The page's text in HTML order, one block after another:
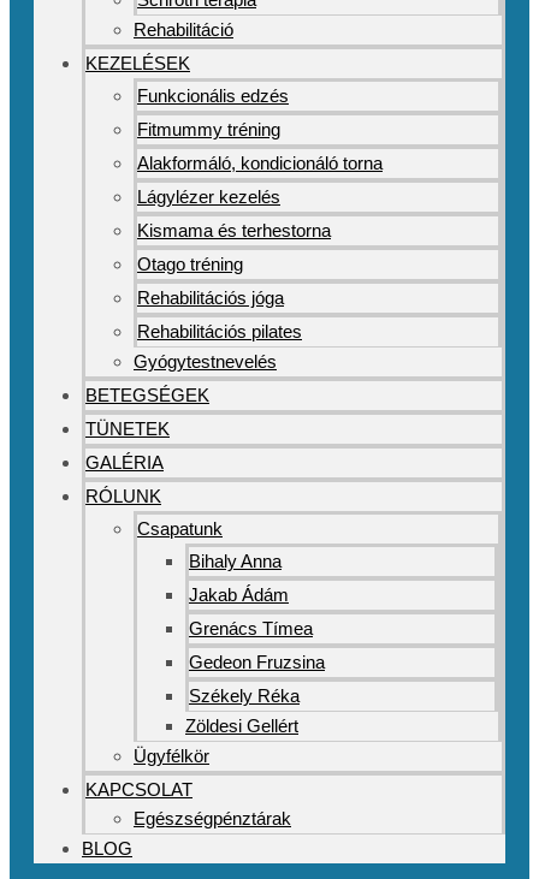
Rehabilitáció
KEZELÉSEK
Funkcionális edzés
Fitmummy tréning
Alakformáló, kondicionáló torna
Lágylézer kezelés
Kismama és terhestorna
Otago tréning
Rehabilitációs jóga
Rehabilitációs pilates
Gyógytestnevelés
BETEGSÉGEK
TÜNETEK
GALÉRIA
RÓLUNK
Csapatunk
Bihaly Anna
Jakab Ádám
Grenács Tímea
Gedeon Fruzsina
Székely Réka
Zöldesi Gellért
Ügyfélkör
KAPCSOLAT
Egészségpénztárak
BLOG